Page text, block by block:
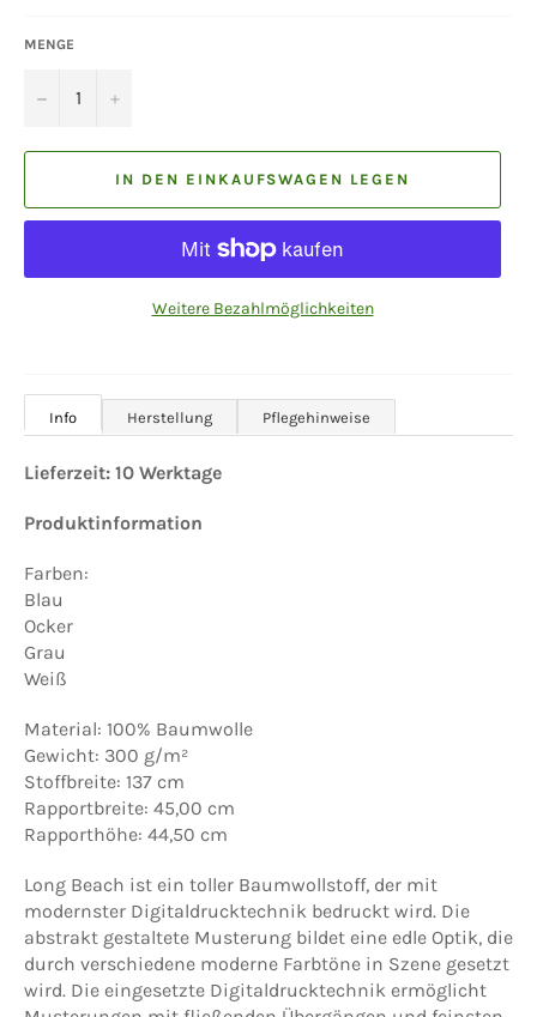
MENGE
− +
IN DEN EINKAUFSWAGEN LEGEN
Weitere Bezahlmöglichkeiten
Info Herstellung Pflegehinweise
Lieferzeit: 10 Werktage
Produktinformation
Farben:
Blau
Ocker
Grau
Weiß
Material: 100% Baumwolle
Gewicht: 300 g/m²
Stoffbreite: 137 cm
Rapportbreite: 45,00 cm
Rapporthöhe: 44,50 cm
Long Beach ist ein toller Baumwollstoff, der mit
modernster Digitaldrucktechnik bedruckt wird. Die
abstrakt gestaltete Musterung bildet eine edle Optik, die
durch verschiedene moderne Farbtöne in Szene gesetzt
wird. Die eingesetzte Digitaldrucktechnik ermöglicht